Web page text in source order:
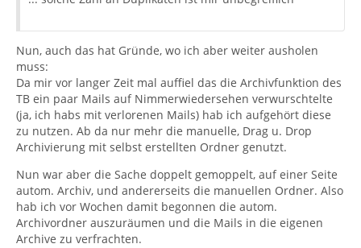
Nun, auch das hat Gründe, wo ich aber weiter ausholen
muss:
Da mir vor langer Zeit mal auffiel das die Archivfunktion des
TB ein paar Mails auf Nimmerwiedersehen verwurschtelte
(ja, ich habs mit verlorenen Mails) hab ich aufgehört diese
zu nutzen. Ab da nur mehr die manuelle, Drag u. Drop
Archivierung mit selbst erstellten Ordner genutzt.
Nun war aber die Sache doppelt gemoppelt, auf einer Seite
autom. Archiv, und andererseits die manuellen Ordner. Also
hab ich vor Wochen damit begonnen die autom.
Archivordner auszuräumen und die Mails in die eigenen
Archive zu verfrachten.